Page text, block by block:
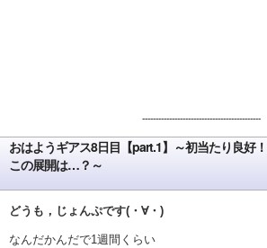
--------------------------------------------
おはようギアス8日目【part.1】～初当たり良好
この展開は…？～
どうも，じょんぷです(・∀・)
なんだかんだで1週間くらい